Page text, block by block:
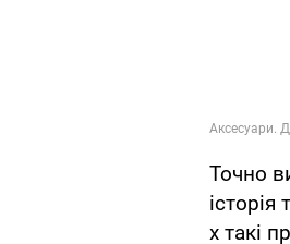
Точно
х такі